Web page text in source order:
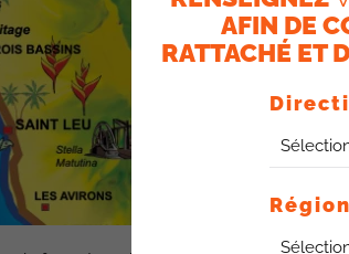
AFIN DE
RATTACHÉ ET
Région